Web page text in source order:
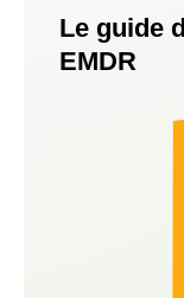
Le guide
EMDR